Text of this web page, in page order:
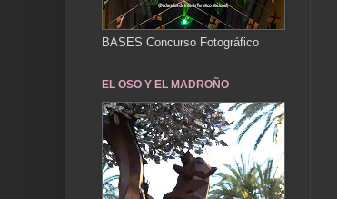
BASES Concurso Fotográfico
EL OSO Y EL MADROÑO